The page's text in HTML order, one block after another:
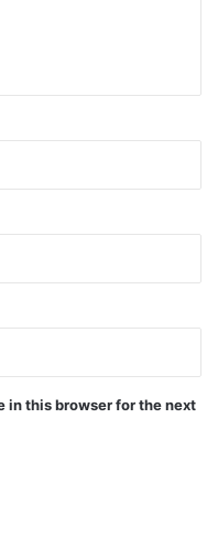
in this browser for the next